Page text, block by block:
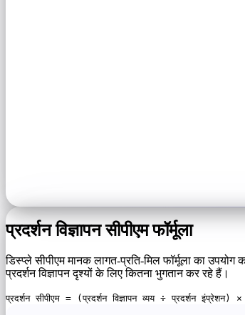
प्रदर्शन विज्ञापन सीपीएम फॉर्मूला
डिस्प्ले सीपीएम मानक लागत-प्रति-मिल फॉर्मूला का
प्रदर्शन विज्ञापन दृश्यों के लिए कितना भुगतान कर रहे हैं।
प्रदर्शन सीपीएम = (प्रदर्शन विज्ञापन व्यय ÷ प्रदर्शन इंप्रेशन)